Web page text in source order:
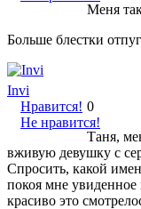
Меня
Больше блестки
Invi
Нравится!
Не нравится!
0
Таня,
вживую девушку с
Спросить, какой
покоя мне увиденное
красиво это